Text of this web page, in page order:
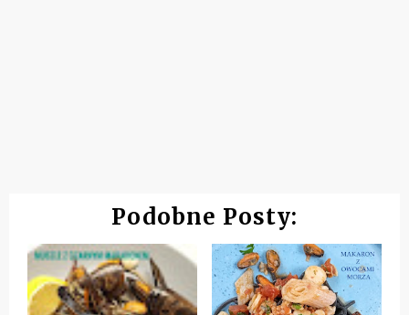
Podobne Posty: